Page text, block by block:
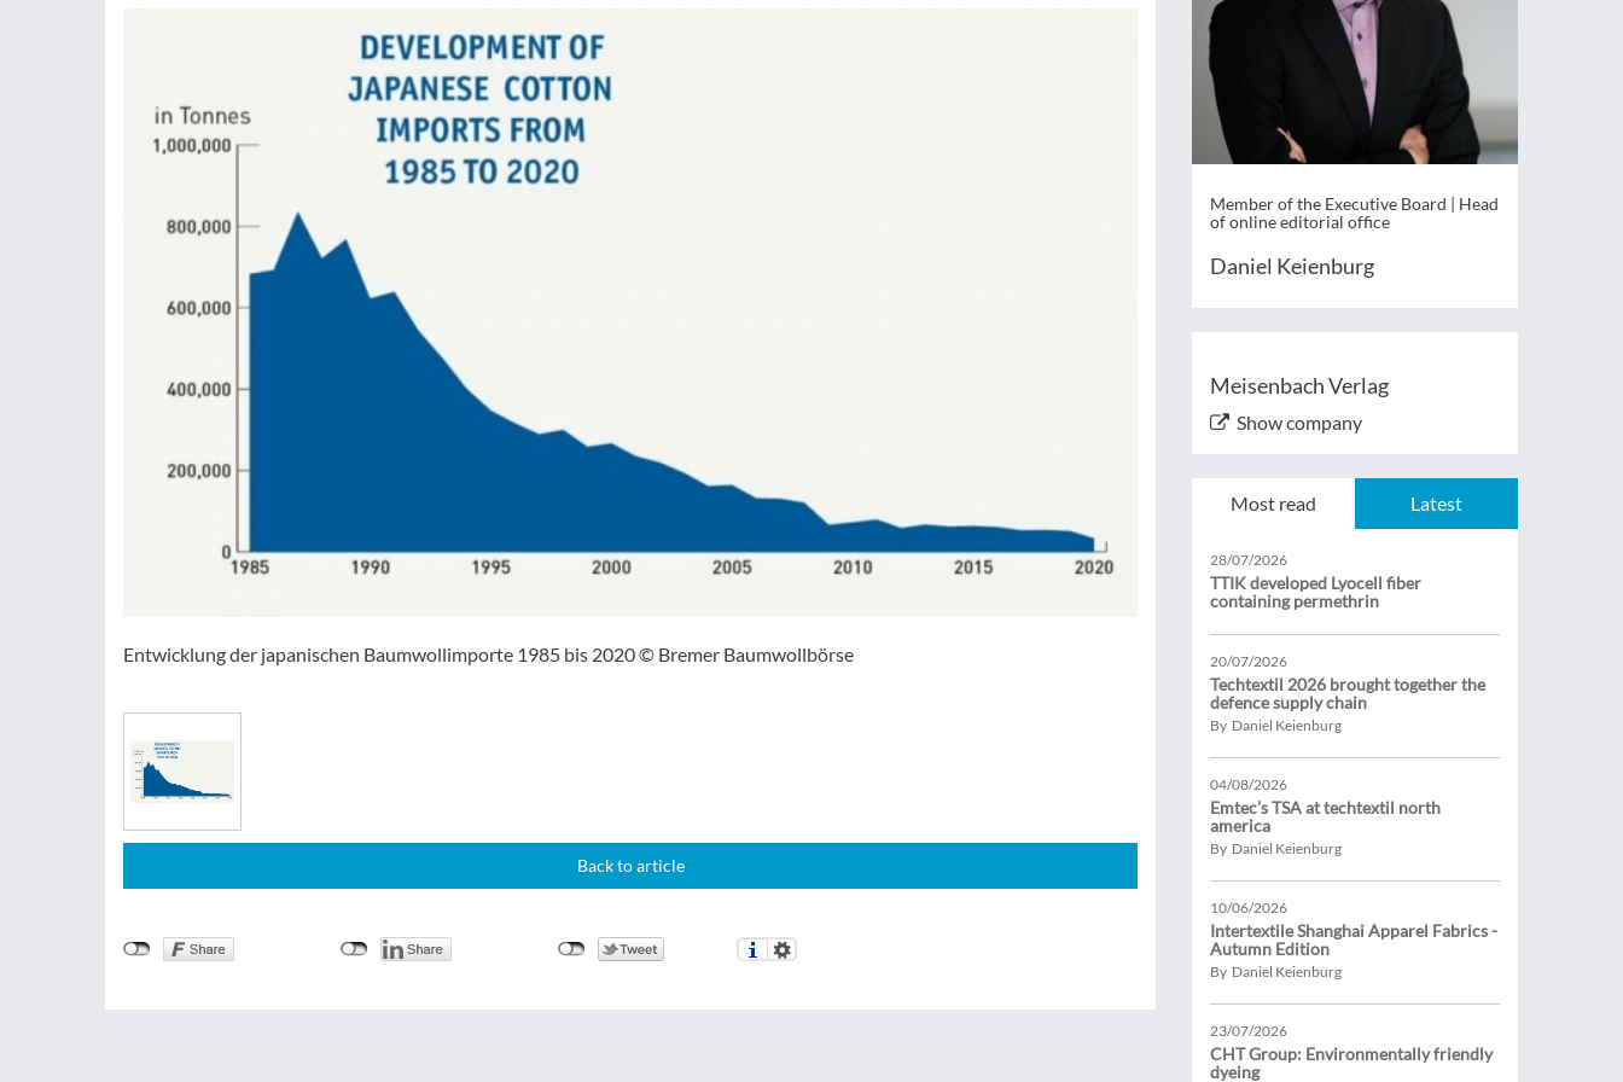
Entwicklung der japanischen Baumwollimporte 1985 bis 2020 © Bremer Baumwollbörse
Back to article
Member of the Executive Board | Head
of online editorial office
Daniel Keienburg
Meisenbach Verlag
Show company
Most read Latest
28/07/2026
TTIK developed Lyocell fiber
containing permethrin
20/07/2026
Techtextil 2026 brought together the
defence supply chain
By Daniel Keienburg
04/08/2026
Emtec’s TSA at techtextil north
america
By Daniel Keienburg
10/06/2026
Intertextile Shanghai Apparel Fabrics -
Autumn Edition
By Daniel Keienburg
23/07/2026
CHT Group: Environmentally friendly
dyeing